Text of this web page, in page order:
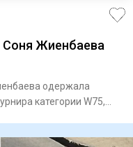
Соня Жиенбаева
одержала
категории W75,